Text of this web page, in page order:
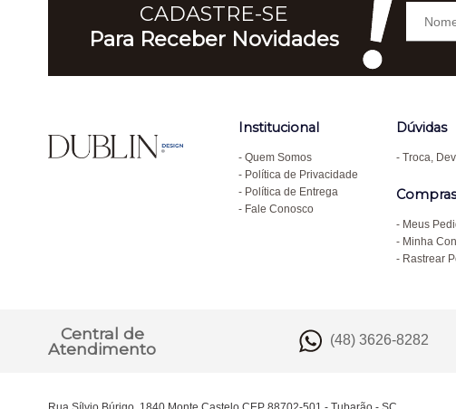
CADASTRE-SE
Para Receber Novidades
Institucional
Quem Somos
Política de Privacidade
Política de Entrega
Fale Conosco
Dúvidas
Troca,
Compras
Meus
Minha
Rastrear
Central de
Atendimento
(48) 3626-8282